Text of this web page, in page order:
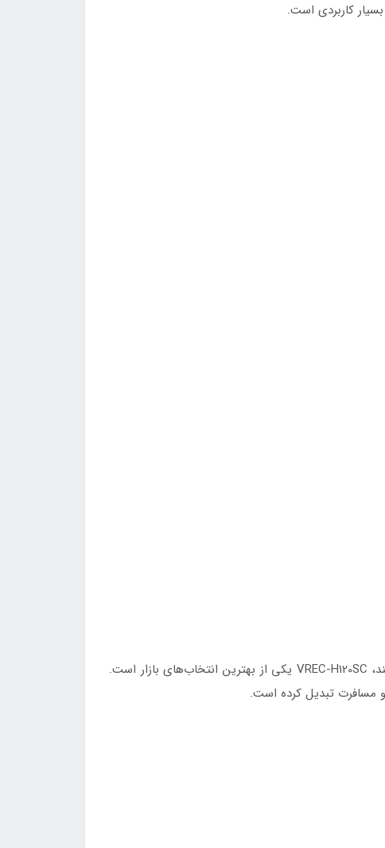
کاربردی است.
اگر به دنبال یک دوربین ثبت وقایع حرفه‌ای و بادوام هستید که هم جلو و هم عقب خودرو را بدون افت کیفیت ضبط کند، VREC‑H120SC یکی از بهترین انتخاب‌های بازار است.